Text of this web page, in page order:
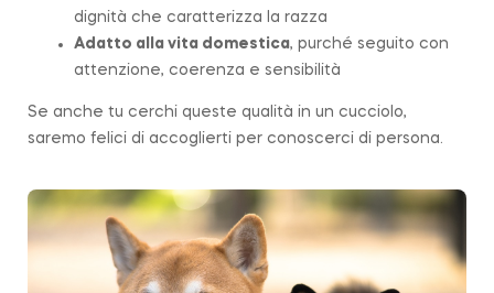
dignità che caratterizza la razza
Adatto alla vita domestica, purché seguito con
attenzione, coerenza e sensibilità
Se anche tu cerchi queste qualità in un cucciolo,
saremo felici di accoglierti per conoscerci di persona.